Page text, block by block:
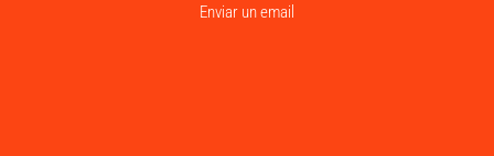
Enviar un email